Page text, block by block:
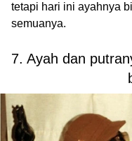
tetapi hari ini ayahnya
semuanya.
7. Ayah dan